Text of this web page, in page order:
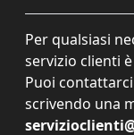
Per qualsiasi
servizio clienti
Puoi
scrivendo una